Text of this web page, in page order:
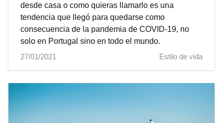
desde casa o como quieras llamarlo es una
tendencia que llegó para quedarse como
consecuencia de la pandemia de COVID-19, no
solo en Portugal sino en todo el mundo.
27/01/2021
Estilo de vida